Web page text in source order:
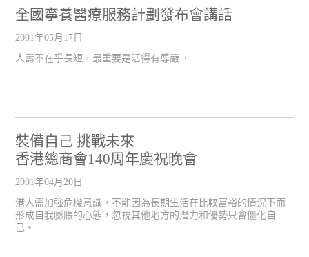
全國寧養醫療服務計劃發布會講話
2001年05月17日
人壽不在乎長短，最重要是活得有尊嚴。
裝備自己 挑戰未來
香港總商會140周年慶祝晚會
2001年04月20日
港人需加強危機意識，不能因為長期生活在比較富裕的情況下而
形成自我膨脹的心態，忽視其他地方的潛力和優勢只會僵化自
己。